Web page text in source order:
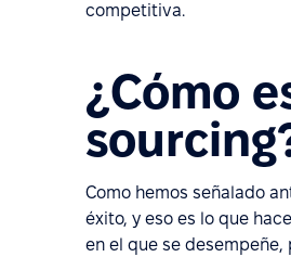
competitiva.
¿Cómo
Como hemos señalado
éxito, y eso es lo que
en el que se